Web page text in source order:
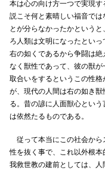
本は心の向け方一つで実現
説こそ何と素晴しい福音で
とが分らなかったかという
ろ人類は文明になったとい
右の如くであるから争闘は
なく獣性であって、彼の獣
取合いをするというこの性
が、現代の人間は右の如き
る。昔の諺に人面獣心とい
は依然たるものである。
従って本当にこの社会から
性を抜く事で、これ以外根
我救世教の建前としては、